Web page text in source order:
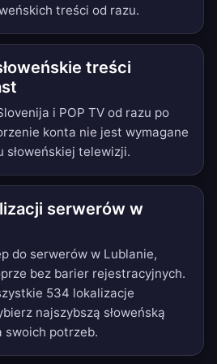
treści od razu.
treści
i POP TV od razu po
konta nie jest wymagane
słoweńskiej telewizji.
serwerów w
do serwerów w Lublanie,
bez barier rejestracyjnych.
534 lokalizacje
najszybszą słoweńską
swoich potrzeb.